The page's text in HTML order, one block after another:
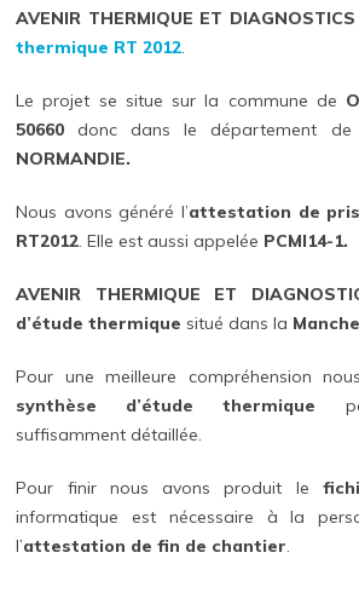
AVENIR THERMIQUE ET DIAGNOSTICS
thermique RT 2012.
Le projet se situe sur la commune de
50660donc dans le département
NORMANDIE.
Nous avons généré l’attestation de
RT2012. Elle est aussi appelée PCMI14-1.
AVENIR THERMIQUE ET
d’étude thermique situé dans la
Pour une meilleure compréhension
synthèse d’étude thermique
suffisamment détaillée.
Pour finir nous avons produit le
informatique est nécessaire à la
l’attestation de fin de chantier.